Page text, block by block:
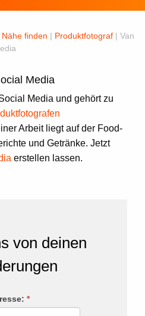
finden | Produktfotograf | Van
Media
Media und gehört zu
Arbeit liegt auf der Food-
und Getränke. Jetzt
erstellen lassen.
von deinen
*